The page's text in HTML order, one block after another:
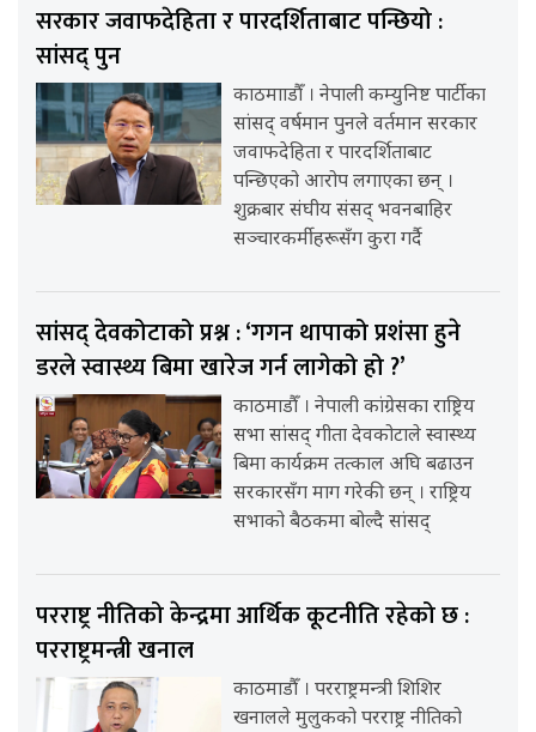
सरकार जवाफदेहिता र पारदर्शिताबाट पन्छियो :
सांसद् पुन
काठमााडौँ । नेपाली कम्युनिष्ट पार्टीका
सांसद् वर्षमान पुनले वर्तमान सरकार
जवाफदेहिता र पारदर्शिताबाट
पन्छिएको आरोप लगाएका छन् ।
शुक्रबार संघीय संसद् भवनबाहिर
सञ्चारकर्मीहरूसँग कुरा गर्दै
सांसद् देवकोटाको प्रश्न : ‘गगन थापाको प्रशंसा हुने
डरले स्वास्थ्य बिमा खारेज गर्न लागेको हो ?’
काठमाडौँ । नेपाली कांग्रेसका राष्ट्रिय
सभा सांसद् गीता देवकोटाले स्वास्थ्य
बिमा कार्यक्रम तत्काल अघि बढाउन
सरकारसँग माग गरेकी छन् । राष्ट्रिय
सभाको बैठकमा बोल्दै सांसद्
परराष्ट्र नीतिको केन्द्रमा आर्थिक कूटनीति रहेको छ :
परराष्ट्रमन्त्री खनाल
काठमाडौँ । परराष्ट्रमन्त्री शिशिर
खनालले मुलुकको परराष्ट्र नीतिको